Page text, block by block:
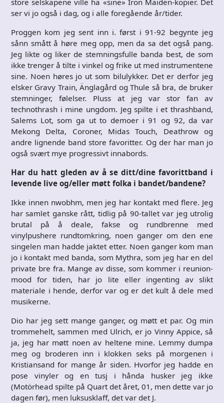
ser vi jo også i dag, og i alle foregående år/tider.
Proggen kom jeg sent inn i. først i 91-92 begynte jeg
sånn smått å høre meg opp, men da sa det også pang.
Jeg likte og liker de stemningsfulle banda best, de som
ikke trenger å tilte i vinkel og frike ut med instrumentene
sine. Noen høres jo ut som bilulykker. Det er derfor jeg
elsker Gravy Train, Änglagård og Thule så bra, de bruker
stemninger, følelser. Pluss at jeg var stor fan av
technothrash i mine ungdom. Jeg spilte i et thrashband,
Salems Lot, som ga ut to demoer i 91 og 92, da var
Mekong Delta, Coroner, Midas Touch, Deathrow og
andre lignende band store favoritter. Og der har man jo
også svært mye progressivt innabords.
Har du hatt gleden av å se ditt/dine favorittband i
levende live og/eller møtt folka i bandet/bandene?
Ikke innen nwobhm, men jeg har kontakt med flere. Jeg
har samlet ganske rått, tidlig på 90-tallet var jeg utrolig
brutal på å deale, fakse og rundbrenne med
vinylpushere rundtomkring, noen ganger om den ene
singelen man hadde jaktet etter. Noen ganger kom man
jo i kontakt med banda, som Mythra, som jeg har en del
private bre fra. Mange av disse, som kommer i reunion-
mood for tiden, har jo lite eller ingenting av slikt
materiale i hende, derfor var og er det kult å dele med
musikerne.
Dio har jeg sett mange ganger, og møtt et par. Og min
trommehelt, sammen med Ulrich, er jo Vinny Appice, så
ja, jeg har møtt noen av heltene mine. Lemmy dumpa
meg og broderen inn i klokken seks på morgenen i
Kristiansand for mange år siden. Hvorfor jeg hadde en
pose vinyler og en tusj i hånda husker jeg ikke
(Motörhead spilte på Quart det året, 01, men dette var jo
dagen før), men luksusklaff, det var det J.